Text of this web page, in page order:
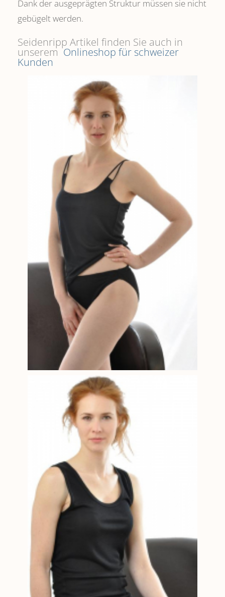
Dank der ausgeprägten Struktur müssen sie nicht
gebügelt werden.
Seidenripp Artikel finden Sie auch in
unserem Onlineshop für schweizer
Kunden